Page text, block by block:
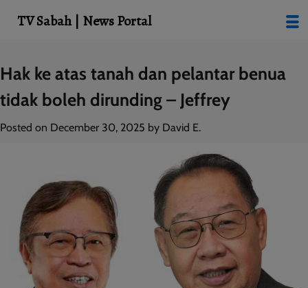
Skip
to
content
Hak ke atas tanah dan pelantar benua
tidak boleh dirunding – Jeffrey
Posted on December 30, 2025 by David E.
TV Sabah | News Portal